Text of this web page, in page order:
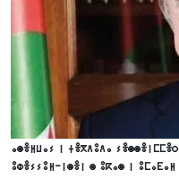
ⴰⵙⴻⵍⵡⴰⵢ ⵏ ⵜⴻⴳⴷⵓⴷⴰ
ⵓⵀⴻⵢⵢⵓⵍ-ⵏⵙⴻⵏ ⵙ ⵓⴽⴰⵙ ⵏ